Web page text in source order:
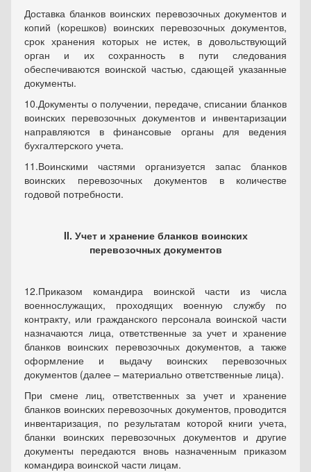
Доставка бланков воинских перевозочных документов и
копий (корешков) воинских перевозочных документов,
срок хранения которых не истек, в довольствующий
орган и их сохранность в пути следования
обеспечиваются воинской частью, сдающей указанные
документы.
10.Документы о получении, передаче, списании бланков
воинских перевозочных документов и инвентаризации
направляются в финансовые органы для ведения
бухгалтерского учета.
11.Воинскими частями организуется запас бланков
воинских перевозочных документов в количестве
годовой потребности.
II. Учет и хранение бланков воинских
перевозочных документов
12.Приказом командира воинской части из числа
военнослужащих, проходящих военную службу по
контракту, или гражданского персонала воинской части
назначаются лица, ответственные за учет и хранение
бланков воинских перевозочных документов, а также
оформление и выдачу воинских перевозочных
документов (далее – материально ответственные лица).
При смене лиц, ответственных за учет и хранение
бланков воинских перевозочных документов, проводится
инвентаризация, по результатам которой книги учета,
бланки воинских перевозочных документов и другие
документы передаются вновь назначенным приказом
командира воинской части лицам.